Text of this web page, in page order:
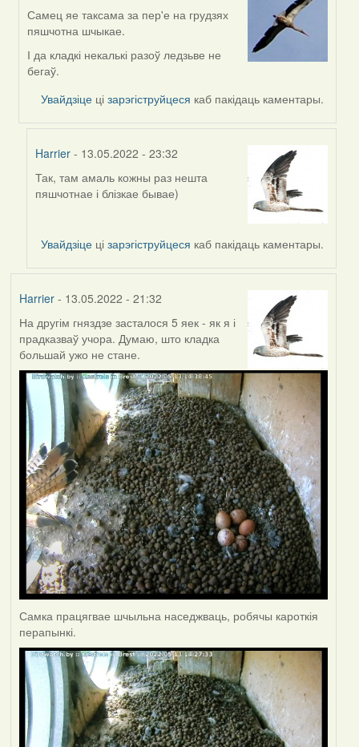
In
reply
to
by
Самец яе таксама за пер'е на грудзях
пяшчотна шчыкае.
І да кладкі некалькі разоў ледзьве не
бегаў.
Увайдзіце цізарэгіструйцеся каб пакідаць каментары.
Harrier - 13.05.2022 - 23:32
In
reply
Lighty
Так, там амаль кожны раз нешта
пяшчотнае і блізкае бывае)
Увайдзіце цізарэгіструйцеся каб пакідаць каментары.
Harrier- 13.05.2022 - 21:32
На другім гняздзе засталося 5 яек - як я і
прадказваў учора. Думаю, што кладка
большай ужо не стане.
Самка працягвае шчыльна наседжваць, робячы кароткія
перапынкі.